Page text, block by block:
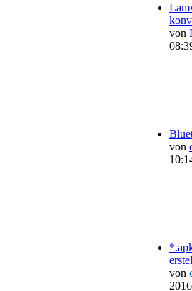
von
von
von